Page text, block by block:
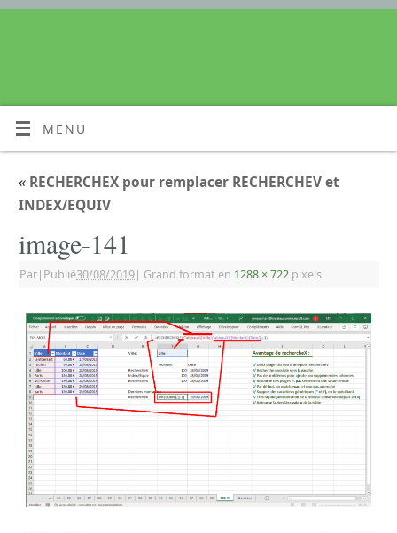
MENU
« RECHERCHEX pour remplacer RECHERCHEV et
INDEX/EQUIV
image-141
Par| Publié30/08/2019| Grand format en 1288 × 722 pixels